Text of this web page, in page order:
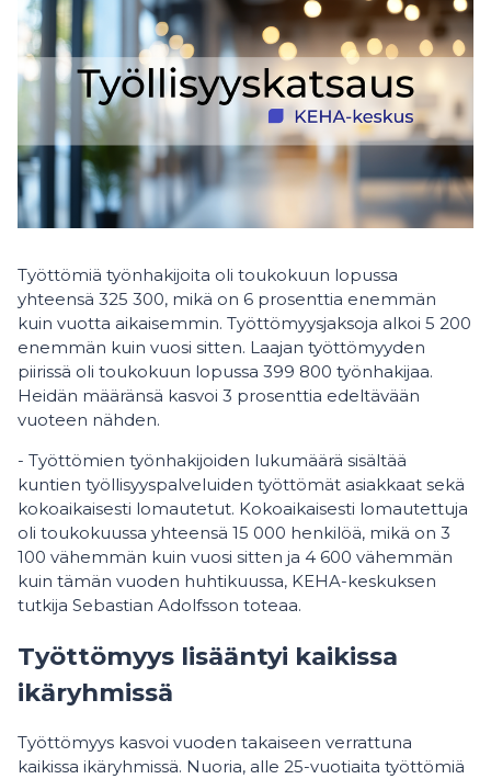
Työttömiä työnhakijoita oli toukokuun lopussa
yhteensä 325 300, mikä on 6 prosenttia enemmän
kuin vuotta aikaisemmin. Työttömyysjaksoja alkoi 5 200
enemmän kuin vuosi sitten. Laajan työttömyyden
piirissä oli toukokuun lopussa 399 800 työnhakijaa.
Heidän määränsä kasvoi 3 prosenttia edeltävään
vuoteen nähden.
- Työttömien työnhakijoiden lukumäärä sisältää
kuntien työllisyyspalveluiden työttömät asiakkaat sekä
kokoaikaisesti lomautetut. Kokoaikaisesti lomautettuja
oli toukokuussa yhteensä 15 000 henkilöä, mikä on 3
100 vähemmän kuin vuosi sitten ja 4 600 vähemmän
kuin tämän vuoden huhtikuussa, KEHA-keskuksen
tutkija Sebastian Adolfsson toteaa.
Työttömyys lisääntyi kaikissa
ikäryhmissä
Työttömyys kasvoi vuoden takaiseen verrattuna
kaikissa ikäryhmissä. Nuoria, alle 25-vuotiaita työttömiä